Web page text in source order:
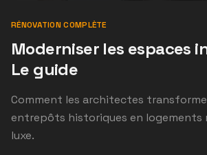
RÉNOVATION COMPLÈTE
Moderniser les espaces
Le guide
Comment les architectes
entrepôts historiques en logements
luxe.